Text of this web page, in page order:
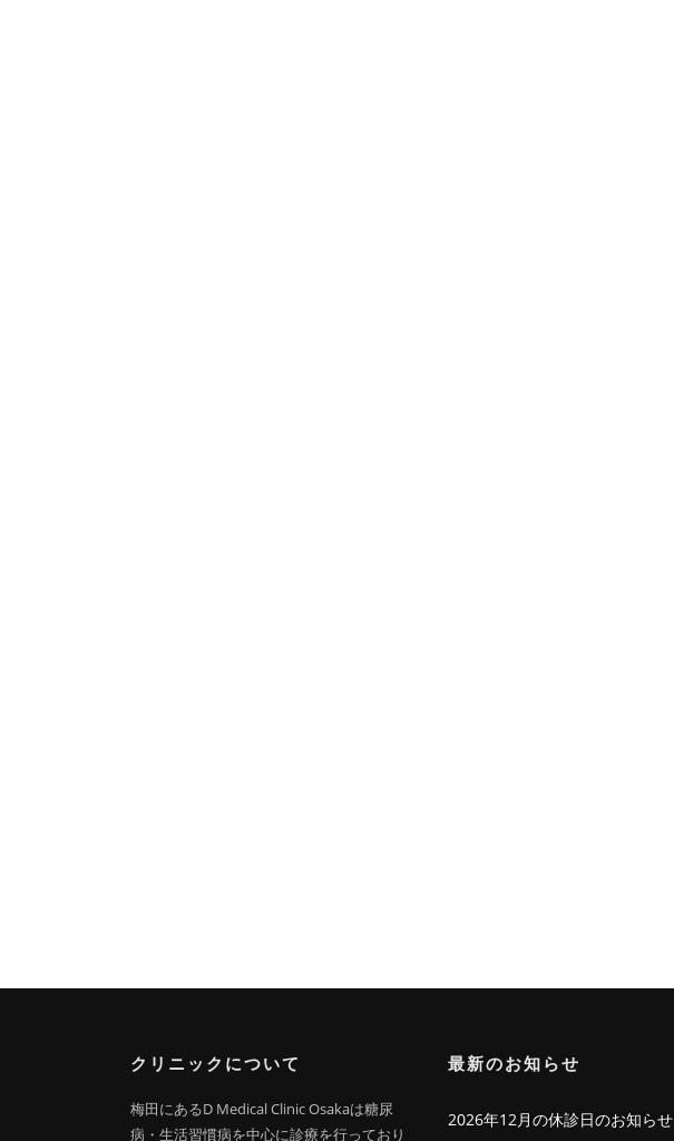
クリニックについて
梅田にあるD Medical Clinic Osakaは糖尿
病・生活習慣病を中心に診療を行っており
最新のお知らせ
2026年12月の休診日のお知らせ